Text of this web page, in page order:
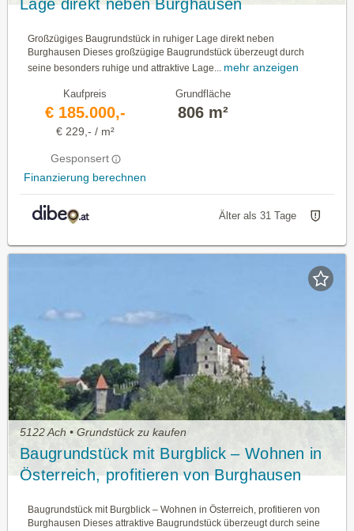
Lage direkt neben Burghausen
Großzügiges Baugrundstück in ruhiger Lage direkt neben
Burghausen Dieses großzügige Baugrundstück überzeugt durch
seine besonders ruhige und attraktive Lage... mehr anzeigen
Kaufpreis
€ 185.000,-
€ 229,- / m²
Gesponsert
Finanzierung berechnen
Grundfläche
806 m²
Älter als 31 Tage
5122 Ach • Grundstück zu kaufen
Baugrundstück mit Burgblick – Wohnen in
Österreich, profitieren von Burghausen
Baugrundstück mit Burgblick – Wohnen in Österreich, profitieren von
Burghausen Dieses attraktive Baugrundstück überzeugt durch seine